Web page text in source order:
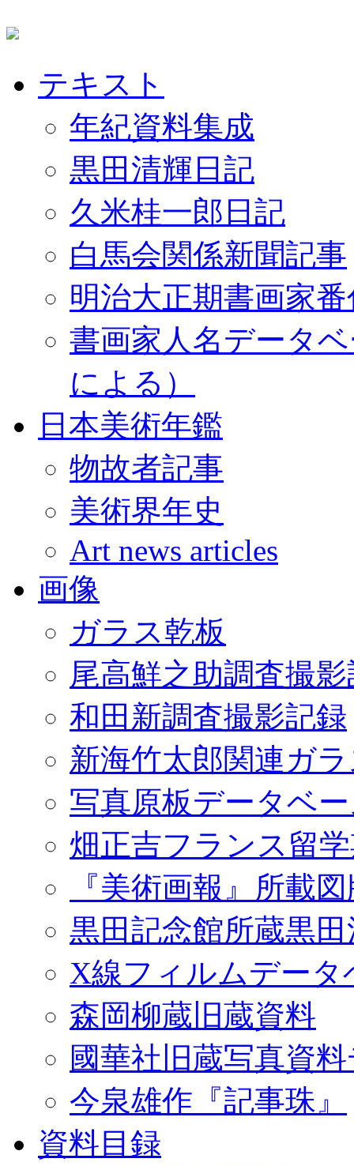
テキスト
年紀資料集成
黒田清輝日記
久米桂一郎日記
白馬会関係新聞記事
明治大正期書画家
書画家人名データ
による）
日本美術年鑑
物故者記事
美術界年史
Art news articles
画像
ガラス乾板
尾高鮮之助調査撮
和田新調査撮影記録
新海竹太郎関連ガ
写真原板データベ
畑正吉フランス留
『美術画報』所載
黒田記念館所蔵黒
X線フィルムデータ
森岡柳蔵旧蔵資料
國華社旧蔵写真資
今泉雄作『記事珠』
資料目録